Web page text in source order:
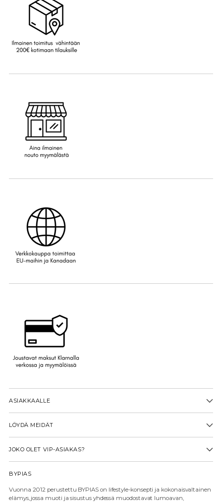
ASIAKKAALLE
LÖYDÄ MEIDÄT
JOKO OLET VIP-ASIAKAS?
BYPIAS
Vuonna 2012 perustettu BYPIAS on lifestyle-konsepti ja kokonaisvaltainen
elämys, jossa muoti ja sisustus yhdessä muodostavat lumoavan,